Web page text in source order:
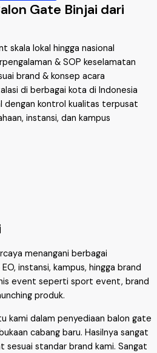
Gate Binjai dari
skala lokal hingga nasional
& SOP keselamatan
brand & konsep acara
di berbagai kota di Indonesia
dengan kontrol kualitas terpusat
instansi, dan kampus
menangani berbagai
instansi, kampus, hingga brand
event seperti sport event, brand
produk.
kami dalam penyediaan balon gate
cabang baru. Hasilnya sangat
sesuai standar brand kami. Sangat